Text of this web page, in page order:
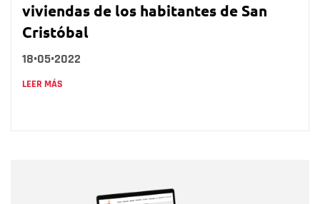
viviendas de los habitantes de San
Cristóbal
18•05•2022
LEER MÁS